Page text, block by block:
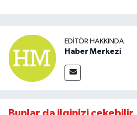
EDITÖR HAKKINDA
Haber Merkezi